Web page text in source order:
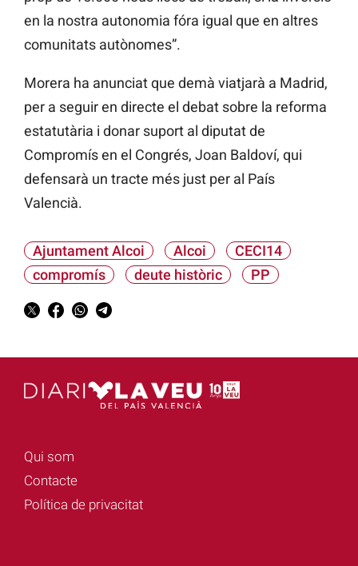
en la nostra autonomia fóra igual que en altres
comunitats autònomes”.
Morera ha anunciat que demà viatjarà a Madrid,
per a seguir en directe el debat sobre la reforma
estatutària i donar suport al diputat de
Compromís en el Congrés, Joan Baldoví, qui
defensarà un tracte més just per al País
Valencià.
Ajuntament Alcoi Alcoi
CECI14
compromís
deute històric PP
Qui som
Contacte
Política de privacitat